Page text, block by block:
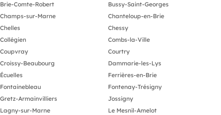
Brie-Comte-Robert
Bussy-Saint-Georges
Champs-sur-Marne
Chanteloup-en-Brie
Chelles
Chessy
Collégien
Combs-la-Ville
Coupvray
Courtry
Croissy-Beaubourg
Dammarie-les-Lys
Écuelles
Ferrières-en-Brie
Fontainebleau
Fontenay-Trésigny
Gretz-Armainvilliers
Jossigny
Lagny-sur-Marne
Le Mesnil-Amelot